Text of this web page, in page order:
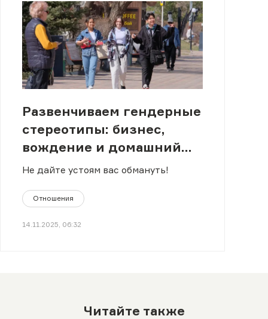
Развенчиваем гендерные
стереотипы: бизнес,
вождение и домашний
быт
Не дайте устоям вас обмануть!
Отношения
14.11.2025, 06:32
Читайте также